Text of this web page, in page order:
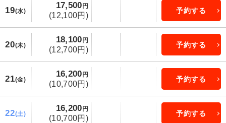
19(水)
17,500 円
(12,100円)
予約する
20(木)
18,100 円
(12,700円)
予約する
21(金)
16,200 円
(10,700円)
予約する
22(土)
16,200 円
(10,700円)
予約する